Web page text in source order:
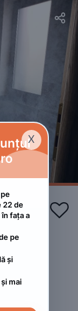


X
22 de
fața a
pe
și
mai